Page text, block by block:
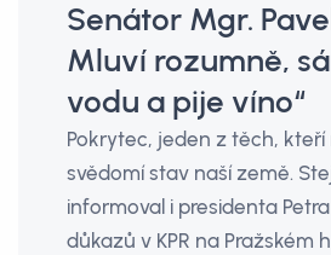
Senátor Mgr.
Mluví rozumně,
vodu a pije víno“
Pokrytec, jeden z těch, kteří
svědomí stav naší země.
informoval i presidenta
důkazů v KPR na Pražském